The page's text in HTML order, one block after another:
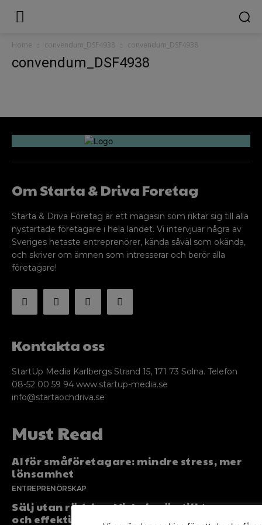
Home convendum_DSF4938 convendum_DSF4938
convendum_DSF4938
Om Starta & Driva Foretag
Starta & Driva Företag är ett magasin som riktar sig till alla
nystartade företagare i hela landet. Vi intervjuar några av
Sveriges hetaste entreprenörer, kända såväl som okända,
och skriver om ämnen som intresserar och berör alla
företagare!
Kontakta oss
StartUp Media Karlbergs Strand 15, 171 73 Solna. Telefon
08-52 00 59 94 www.startup-media.se
info@startaochdriva.se
Must Read
AI för småföretagare: mindre stress, mer
lönsamhet
ENTREPRENÖRSKAP
Sälj utan rädsla – Michels väg till trygg
och effektiv försäljning